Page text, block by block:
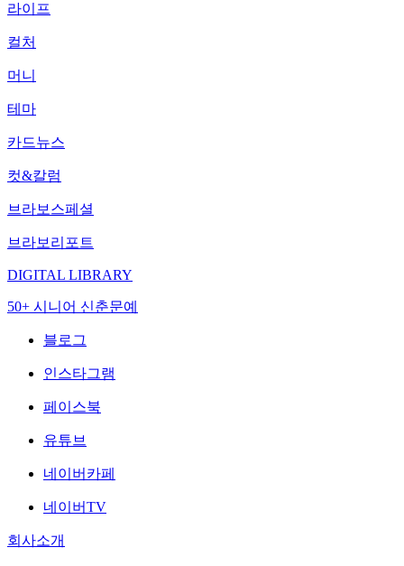
라이프
컬처
머니
테마
카드뉴스
컷&칼럼
브라보스페셜
브라보리포트
DIGITAL LIBRARY
50+ 시니어 신춘문예
블로그
인스타그램
페이스북
유튜브
네이버카페
네이버TV
회사소개